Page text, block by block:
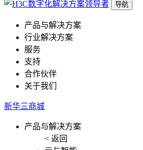
导航
产品与解决方案
行业解决方案
服务
支持
合作伙伴
关于我们
新华三商城
产品与解决方案
< 返回